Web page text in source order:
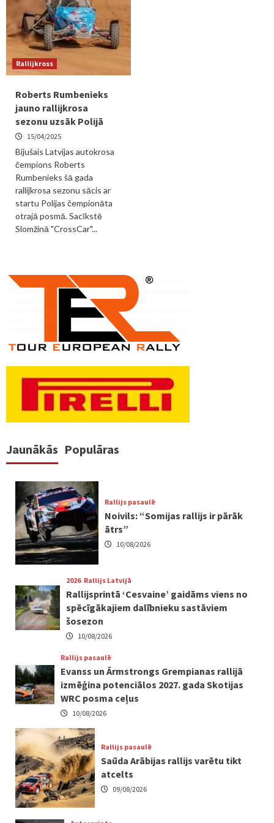
Rallijkross
Roberts Rumbenieks
jauno rallijkrosa
sezonu uzsāk Polijā
15/04/2025
Bijušais Latvijas autokrosa
čempions Roberts
Rumbenieks šā gada
rallijkrosa sezonu sācis ar
startu Polijas čempionāta
otrajā posmā. Sacīkstē
Slomžinā "CrossCar"...
Jaunākās Populāras
Rallijs pasaulē
Noivils: “Somijas rallijs ir pārāk
ātrs”
10/08/2026
2026 Rallijs Latvijā
Rallijsprintā ‘Cesvaine’ gaidāms viens no
spēcīgākajiem dalībnieku sastāviem
šosezon
10/08/2026
Rallijs pasaulē
Evanss un Ārmstrongs Grempianas rallijā
izmēģina potenciālos 2027. gada Skotijas
WRC posma ceļus
10/08/2026
Rallijs pasaulē
Saūda Arābijas rallijs varētu tikt
atcelts
09/08/2026